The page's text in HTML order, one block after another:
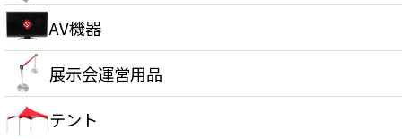
AV機器
展示会運営用品
テント